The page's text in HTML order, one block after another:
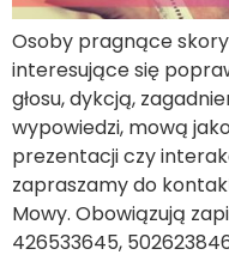
Osoby pragnące
interesujące się
głosu, dykcją,
wypowiedzi, mową
prezentacji czy
zapraszamy do
Mowy. Obowiązują
426533645,